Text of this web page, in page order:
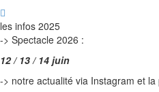
les infos 2025
-> Spectacle 2026 :
12 / 13 / 14 juin
-> notre actualité via Instagram et